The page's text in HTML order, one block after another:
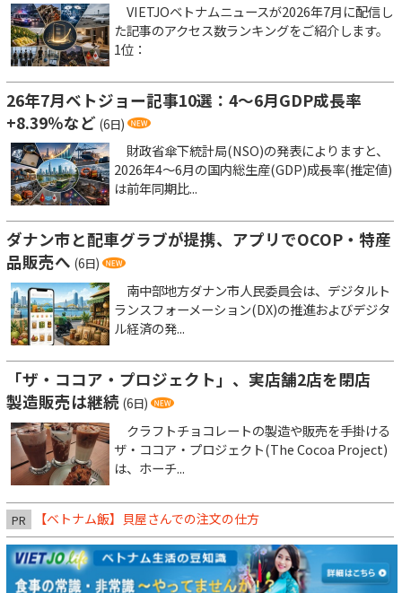
VIETJOベトナムニュースが2026年7月に配信し
た記事のアクセス数ランキングをご紹介します。
1位：
26年7月ベトジョー記事10選：4～6月GDP成長率
+8.39％など (6日)
財政省傘下統計局(NSO)の発表によりますと、
2026年4～6月の国内総生産(GDP)成長率(推定値)
は前年同期比...
ダナン市と配車グラブが提携、アプリでOCOP・特産
品販売へ (6日)
南中部地方ダナン市人民委員会は、デジタルト
ランスフォーメーション(DX)の推進およびデジタ
ル経済の発...
「ザ・ココア・プロジェクト」、実店舗2店を閉店
製造販売は継続 (6日)
クラフトチョコレートの製造や販売を手掛ける
ザ・ココア・プロジェクト(The Cocoa Project)
は、ホーチ...
PR 【ベトナム飯】貝屋さんでの注文の仕方